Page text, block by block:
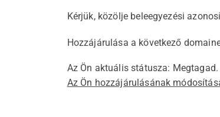
Kérjük, közölje beleegyezési
Hozzájárulása a következő
Az Ön aktuális státusza: Megtagad.
Az Ön hozzájárulásának